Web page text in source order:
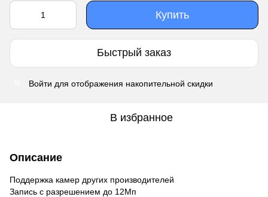
Купить
Быстрый заказ
Войти для отображения накопительной скидки
В избранное
Описание
Поддержка камер других производителей
Запись с разрешением до 12Мп